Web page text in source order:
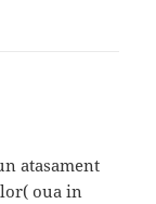
atasament
oua in